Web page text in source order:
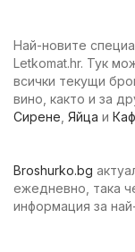
Най-новите
Letkomat.hr. Тук
всички текущи
вино, както и за
Сирене Яйца и
Broshurko.bg
ежедневно, така
информация за